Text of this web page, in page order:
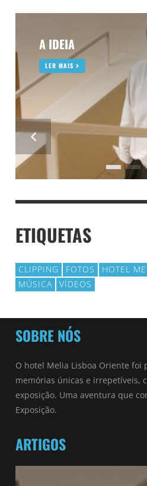
A IDEIA
LER MAIS
ETIQUETAS
CLIPPING FOTOS
HOTEL
MÚSICA
VÍDEOS
SOBRE NÓS
O hotel Melia Lisboa Oriente foi
memórias únicas e irrepetíveis,
exposição. Uma aventura que
Exposição.
ARTIGOS